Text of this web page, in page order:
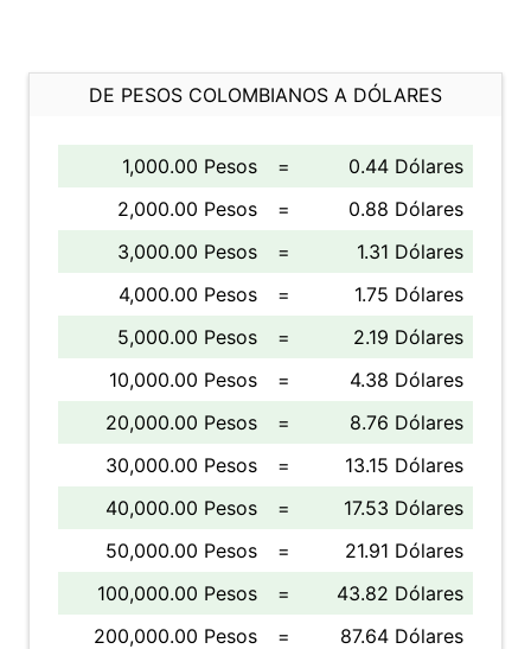
DE PESOS COLOMBIANOS A DÓLARES
1,000.00 Pesos =
0.44 Dólares
2,000.00 Pesos
=
0.88 Dólares
3,000.00 Pesos
=
1.31 Dólares
4,000.00 Pesos
=
1.75 Dólares
5,000.00 Pesos
=
2.19 Dólares
10,000.00 Pesos
=
4.38 Dólares
20,000.00 Pesos
=
8.76 Dólares
30,000.00 Pesos
=
13.15 Dólares
40,000.00 Pesos
=
17.53 Dólares
50,000.00 Pesos
=
21.91 Dólares
100,000.00 Pesos
=
43.82 Dólares
200,000.00 Pesos
= 87.64 Dólares